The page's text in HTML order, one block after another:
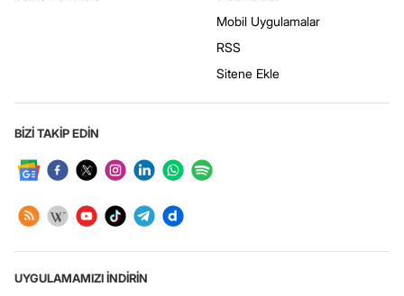
Mobil Uygulamalar
RSS
Sitene Ekle
BİZİ TAKİP EDİN
UYGULAMAMIZI İNDİRİN